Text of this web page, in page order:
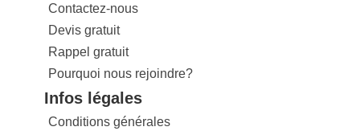
Contactez-nous
Devis gratuit
Rappel gratuit
Pourquoi nous rejoindre?
Infos légales
Conditions générales